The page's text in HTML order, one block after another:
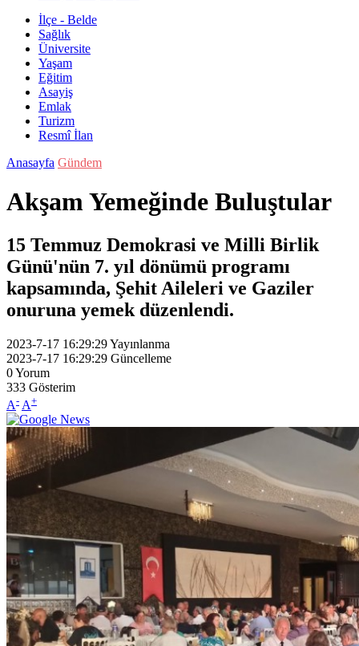
İlçe - Belde
Sağlık
Üniversite
Yaşam
Eğitim
Asayiş
Emlak
Turizm
Resmî İlan
Anasayfa Gündem
Akşam Yemeğinde Buluştular
15 Temmuz Demokrasi ve Milli Birlik
Günü'nün 7. yıl dönümü programı
kapsamında, Şehit Aileleri ve Gaziler
onuruna yemek düzenlendi.
2023-7-17 16:29:29Yayınlanma
2023-7-17 16:29:29 Güncelleme
0Yorum
333 Gösterim
A- A+